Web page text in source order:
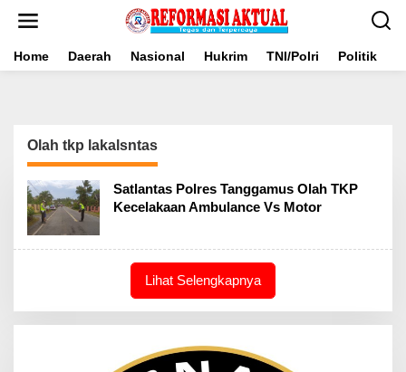
Home Daerah Nasional Hukrim TNI/Polri Politik
Olah tkp lakalsntas
Satlantas Polres Tanggamus Olah TKP
Kecelakaan Ambulance Vs Motor
Lihat Selengkapnya